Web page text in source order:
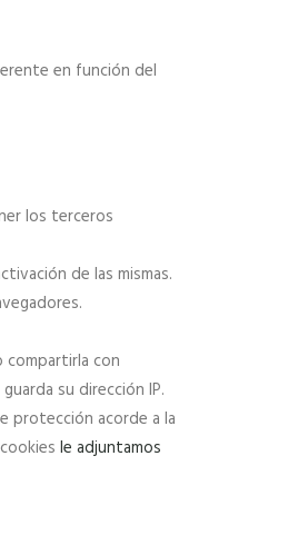
en función del
los terceros
de las mismas.
con
su dirección IP.
protección acorde a la
le adjuntamos